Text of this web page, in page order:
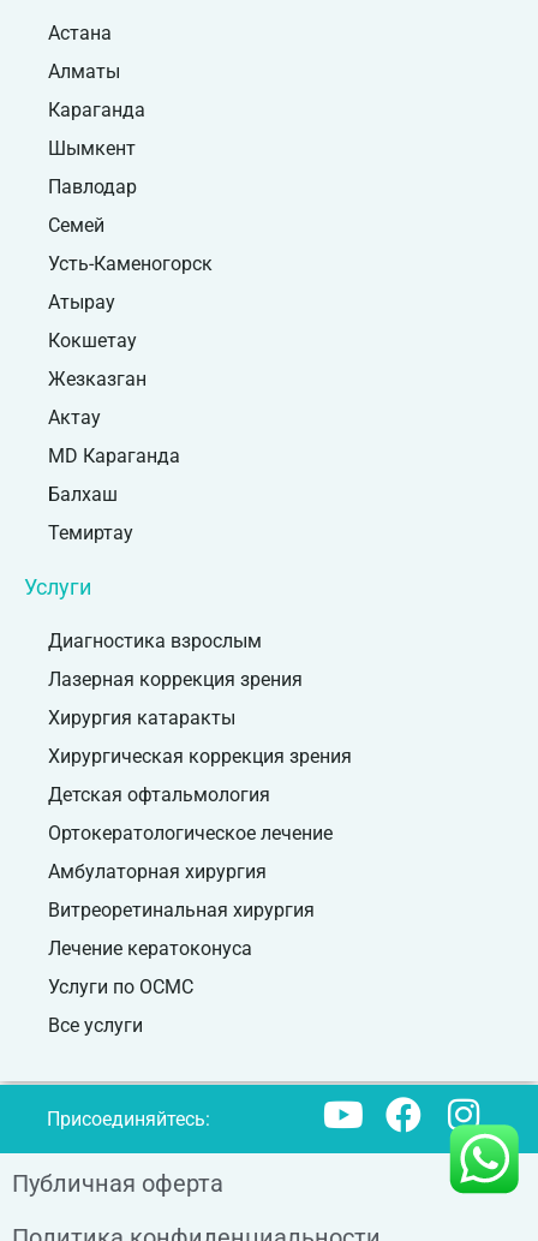
Астана
Алматы
Караганда
Шымкент
Павлодар
Семей
Усть-Каменогорск
Атырау
Кокшетау
Жезказган
Актау
MD Караганда
Балхаш
Темиртау
Услуги
Диагностика взрослым
Лазерная коррекция зрения
Хирургия катаракты
Хирургическая коррекция зрения
Детская офтальмология
Ортокератологическое лечение
Амбулаторная хирургия
Витреоретинальная хирургия
Лечение кератоконуса
Услуги по ОСМС
Все услуги
Присоединяйтесь:
Публичная оферта